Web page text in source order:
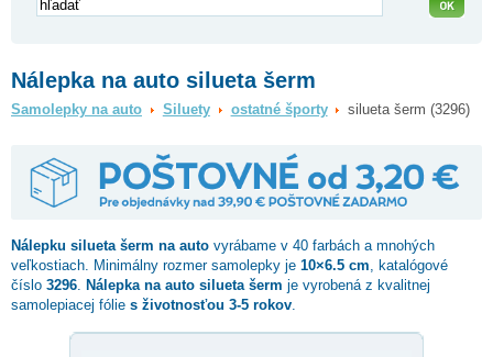
Nálepka na auto silueta šerm
Samolepky na auto Siluety ostatné športy silueta šerm (3296)
Nálepku silueta šerm na auto vyrábame v 40 farbách a mnohých
veľkostiach. Minimálny rozmer samolepky je 10×6.5 cm , katalógové
číslo 3296 Nálepka na auto silueta šerm je vyrobená z kvalitnej
samolepiacej fólie s životnosťou 3-5 rokov